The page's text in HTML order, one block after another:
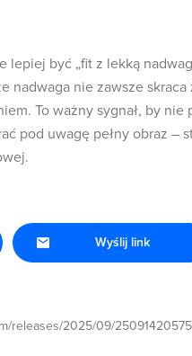
być „fit z lekką
nadwaga nie zawsze
To ważny sygnał, by
pod uwagę pełny obraz –
releases/2025/09/
Wyślij link